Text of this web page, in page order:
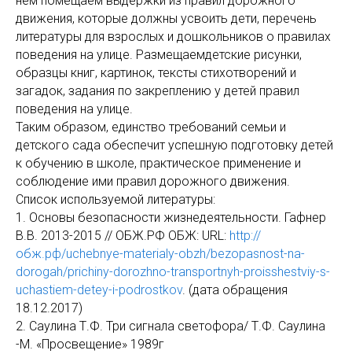
движения, которые должны усвоить дети, перечень
литературы для взрослых и дошкольников о правилах
поведения на улице. Размещаемдетские рисунки,
образцы книг, картинок, тексты стихотворений и
загадок, задания по закреплению у детей правил
поведения на улице.
Таким образом, единство требований семьи и
детского сада обеспечит успешную подготовку детей
к обучению в школе, практическое применение и
соблюдение ими правил дорожного движения.
Список используемой литературы:
1. Основы безопасности жизнедеятельности. Гафнер
В.В. 2013-2015 // ОБЖ.РФ ОБЖ: URL: http://
обж.рф/uchebnye-materialy-obzh/bezopasnost-na-
dorogah/prichiny-dorozhno-transportnyh-proisshestviy-s-
uchastiem-detey-i-podrostkov. (дата обращения
18.12.2017)
2. Саулина Т.Ф. Три сигнала светофора/ Т.Ф. Саулина
-М. «Просвещение» 1989г